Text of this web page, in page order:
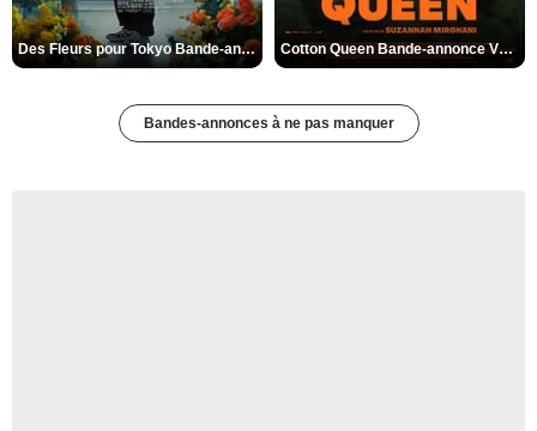
Des Fleurs pour Tokyo Bande-annonce VO STFR Cotton Queen Bande-annonce VO STFR
Bandes-annonces à ne pas manquer